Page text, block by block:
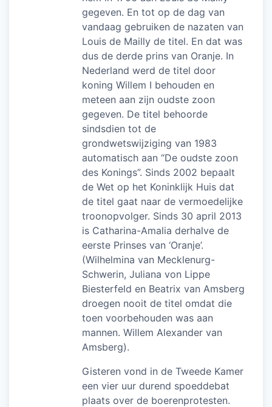
gegeven. En tot op de dag van
vandaag gebruiken de nazaten van
Louis de Mailly de titel. En dat was
dus de derde prins van Oranje. In
Nederland werd de titel door
koning Willem I behouden en
meteen aan zijn oudste zoon
gegeven. De titel behoorde
sindsdien tot de
grondwetswijziging van 1983
automatisch aan “De oudste zoon
des Konings”. Sinds 2002 bepaalt
de Wet op het Koninklijk Huis dat
de titel gaat naar de vermoedelijke
troonopvolger. Sinds 30 april 2013
is Catharina-Amalia derhalve de
eerste Prinses van ‘Oranje’.
(Wilhelmina van Mecklenurg-
Schwerin, Juliana von Lippe
Biesterfeld en Beatrix van Amsberg
droegen nooit de titel omdat die
toen voorbehouden was aan
mannen. Willem Alexander van
Amsberg).
Gisteren vond in de Tweede Kamer
een vier uur durend spoeddebat
plaats over de boerenprotesten.